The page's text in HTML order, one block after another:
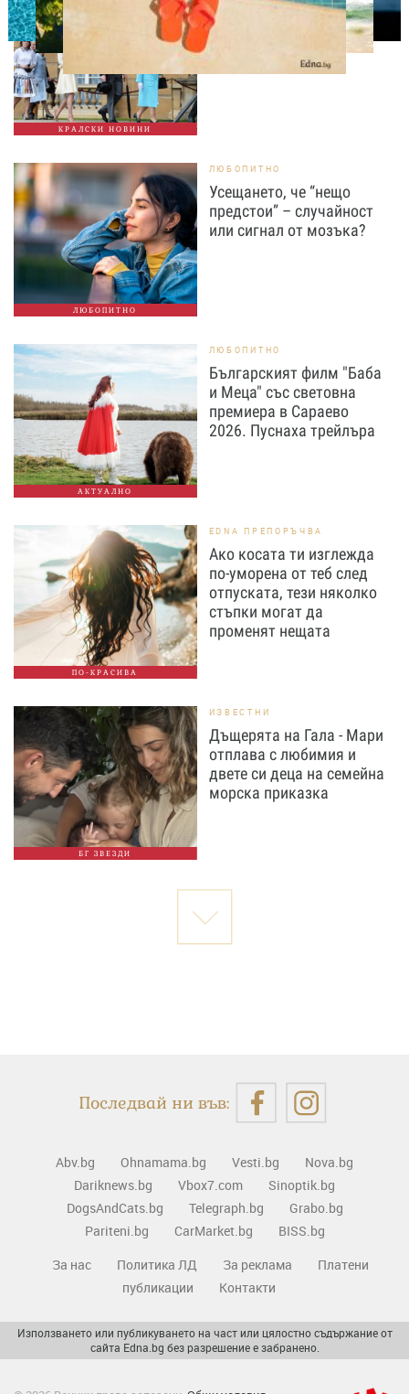
КРАЛСКИ НОВИНИ
Ново бебе в кралското
семейство
ЛЮБОПИТНО
ЛЮБОПИТНО
Усещането, че “нещо
предстои” – случайност
или сигнал от мозъка?
АКТУАЛНО
ЛЮБОПИТНО
Българският филм "Баба
и Меца" със световна
премиера в Сараево
2026. Пуснаха трейлъра
ПО-КРАСИВА
EDNA ПРЕПОРЪЧВА
Ако косата ти изглежда
по-уморена от теб след
отпуската, тези няколко
стъпки могат да
променят нещата
БГ ЗВЕЗДИ
ИЗВЕСТНИ
Дъщерята на Гала - Мари
отплава с любимия и
двете си деца на семейна
морска приказка
Последвай ни във:
Abv.bg Ohnamama.bg Vesti.bg
Nova.bg
Dariknews.bg
Vbox7.com
Sinoptik.bg
DogsAndCats.bg
Telegraph.bg
Grabo.bg
Pariteni.bg
CarMarket.bg
BISS.bg
За нас
Политика ЛД За реклама
Платени
публикации
Контакти
Използването или публикуването на част или цялостно съдържание от
сайта Edna.bg без разрешение е забранено.